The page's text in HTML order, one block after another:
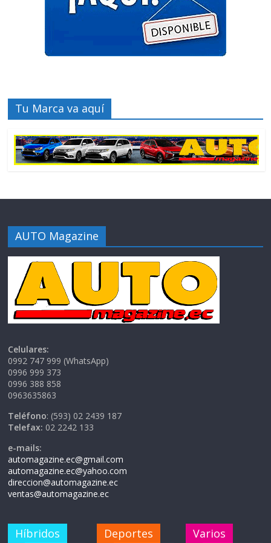
Tu Marca va aquí
AUTO Magazine
Celulares:
0992 747 999 (WhatsApp)
0996 999 373
0996 388 858
0963635863
Teléfono: (593) 02 2439 187
Telefax: 02 2242 133
e-mails:
automagazine.ec@gmail.com
automagazine.ec@yahoo.com
direccion@automagazine.ec
ventas@automagazine.ec
Híbridos Deportes Varios